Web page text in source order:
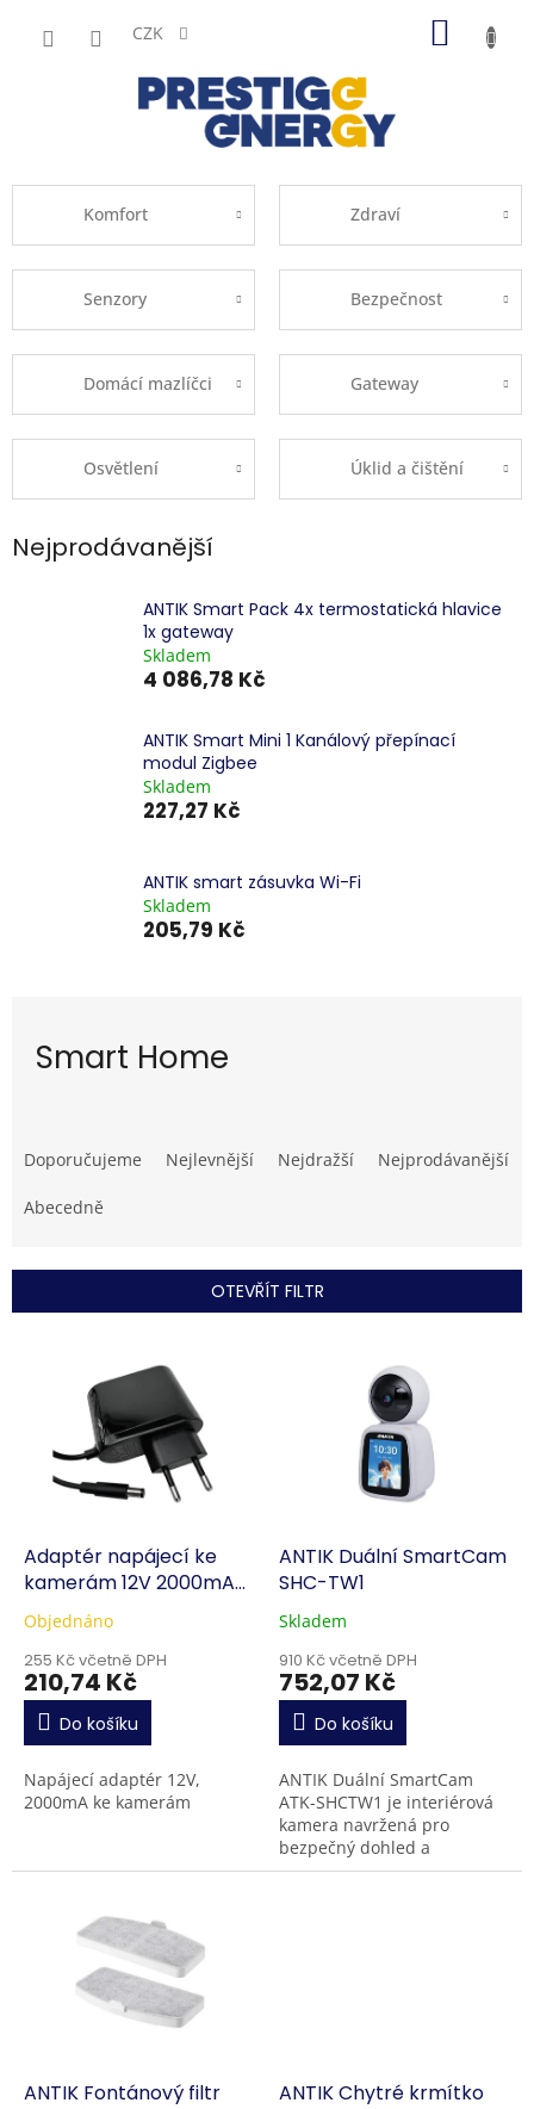
CZK
Komfort Zdraví
Senzory Bezpečnost
Domácí mazlíčci Gateway
Osvětlení Úklid a čištění
Nejprodávanější
ANTIK Smart Pack 4x termostatická hlavice
1x gateway
Skladem
4 086,78 Kč
ANTIK Smart Mini 1 Kanálový přepínací
modul Zigbee
Skladem
227,27 Kč
ANTIK smart zásuvka Wi-Fi
Skladem
205,79 Kč
Smart Home
a
e
í
r
Doporučujeme Nejlevnější Nejdražší Nejprodávanější
Abecedně
OTEVŘÍT FILTR
d
ů
Adaptér napájecí ke
kamerám 12V 2000mA
GA-1202000V
Objednáno
255 Kč včetně DPH
210,74 Kč
Do košíku
Napájecí adaptér 12V,
2000mA ke kamerám
ANTIK Duální SmartCam
SHC-TW1
Skladem
910 Kč včetně DPH
752,07 Kč
Do košíku
ANTIK Duální SmartCam
ATK-SHCTW1 je interiérová
kamera navržená pro
bezpečný dohled a
komunikaci v domácnosti.
ANTIK Fontánový filtr
ANTIK Chytré krmítko